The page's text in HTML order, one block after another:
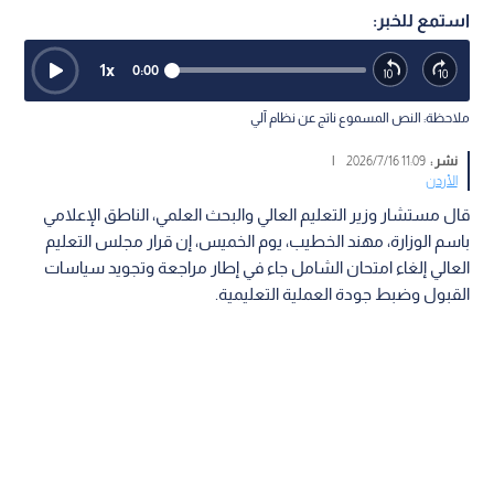
استمع للخبر:
0:00
1x
ملاحظة: النص المسموع ناتج عن نظام آلي
نشر :11:09 2026/7/16
|
الأردن
قال مستشار وزير التعليم العالي والبحث العلمي، الناطق الإعلامي
باسم الوزارة، مهند الخطيب، يوم الخميس، إن قرار مجلس التعليم
العالي إلغاء امتحان الشامل جاء في إطار مراجعة وتجويد سياسات
القبول وضبط جودة العملية التعليمية.